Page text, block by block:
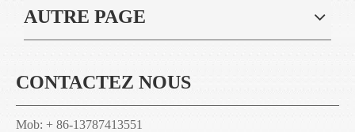
AUTRE PAGE
CONTACTEZ NOUS
Mob: + 86-13787413551